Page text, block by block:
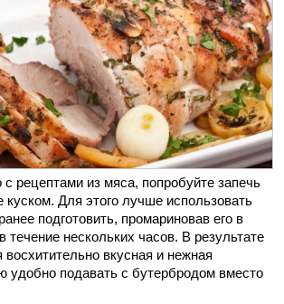
с рецептами из мяса, попробуйте запечь
куском. Для этого лучше использовать
подготовить, промариновав его в
течение нескольких часов. В результате
вкусная и нежная
удобно подавать с бутербродом вместо